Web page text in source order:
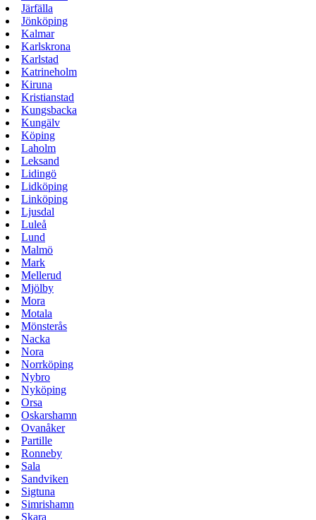
Järfälla
Jönköping
Kalmar
Karlskrona
Karlstad
Katrineholm
Kiruna
Kristianstad
Kungsbacka
Kungälv
Köping
Laholm
Leksand
Lidingö
Lidköping
Linköping
Ljusdal
Luleå
Lund
Malmö
Mark
Mellerud
Mjölby
Mora
Motala
Mönsterås
Nacka
Nora
Norrköping
Nybro
Nyköping
Orsa
Oskarshamn
Ovanåker
Partille
Ronneby
Sala
Sandviken
Sigtuna
Simrishamn
Skara